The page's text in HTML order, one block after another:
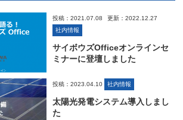
投稿：2021.07.08
更新：2022.12.27
社内情報
サイボウズOfficeオンラインセ
ミナーに登壇しました
投稿：2023.04.10 社内情報
太陽光発電システム導入しまし
た